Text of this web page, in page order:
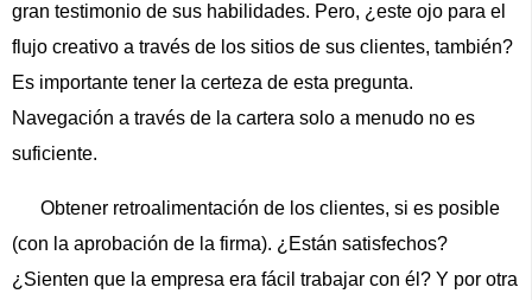
gran testimonio de sus habilidades. Pero, ¿este ojo para el
flujo creativo a través de los sitios de sus clientes, también?
Es importante tener la certeza de esta pregunta.
Navegación a través de la cartera solo a menudo no es
suficiente.
Obtener retroalimentación de los clientes, si es posible
(con la aprobación de la firma). ¿Están satisfechos?
¿Sienten que la empresa era fácil trabajar con él? Y por otra